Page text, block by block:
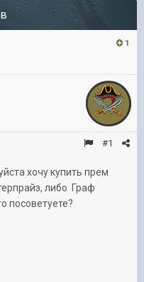
1
#1
хочу купить прем
либо Граф
посоветуете?